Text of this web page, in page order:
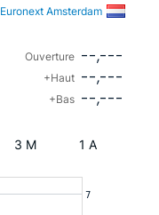
Euronext Amsterdam
Ouverture --,---
+Haut --,---
+Bas --,---
3 M 1 A